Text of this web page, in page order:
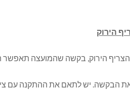
הצריף הירוק, בקשה שהמועצה
הבקשה. יש לתאם את ההתקנה עם